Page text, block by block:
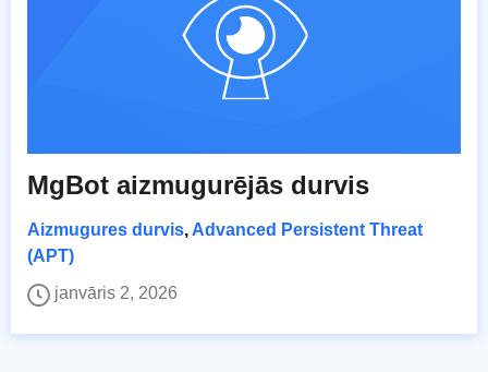
MgBot aizmugurējās durvis
Aizmugures durvis, Advanced Persistent Threat
(APT)
janvāris 2, 2026